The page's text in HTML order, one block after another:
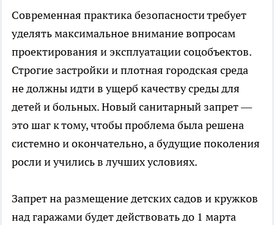
Современная практика безопасности требует
уделять максимальное внимание вопросам
проектирования и эксплуатации соцобъектов.
Строгие застройки и плотная городская среда
не должны идти в ущерб качеству среды для
детей и больных. Новый санитарный запрет —
это шаг к тому, чтобы проблема была решена
системно и окончательно, а будущие поколения
росли и учились в лучших условиях.
Запрет на размещение детских садов и кружков
над гаражами будет действовать до 1 марта